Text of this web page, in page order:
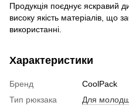
Продукція поєднує яскравий
високу якість матеріалів,
використанні.
Характеристики
Бренд
CoolPack
Тип рюкзака
Для